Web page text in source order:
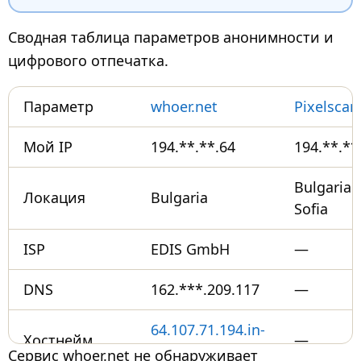
Сводная таблица параметров анонимности и
цифрового отпечатка.
Параметр whoer.net
Мой IP 194.**.**.64
Локация Bulgaria
Bulgaria /
Sofia
ISP EDIS GmbH —
DNS 162.***.209.117 —
Хостнейм
64.107.71.194.in-
addr.arpa
—
Сервис whoer.net не обнаруживает